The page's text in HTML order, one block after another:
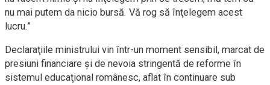
nu mai putem da nicio bursă. Vă rog să înţelegem acest
lucru.”
Declaraţiile ministrului vin într-un moment sensibil, marcat de
presiuni financiare şi de nevoia stringentă de reforme în
sistemul educaţional românesc, aflat în continuare sub